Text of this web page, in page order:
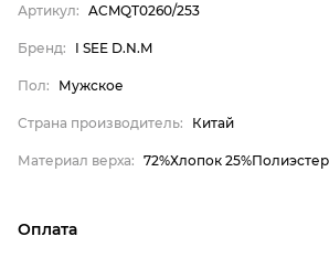
Материал верха
I SEE D.N.M
Мужское
Артикул: ACMQT0260/253
Бренд: I SEE D.N.M
Пол: Мужское
Страна производитель: Китай
Материал верха: 72%Хлопок
Оплата